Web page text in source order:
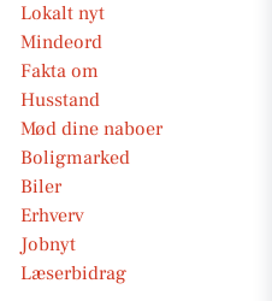
Lokalt nyt
Mindeord
Fakta om
Husstand
Mød dine naboer
Boligmarked
Biler
Erhverv
Jobnyt
Læserbidrag